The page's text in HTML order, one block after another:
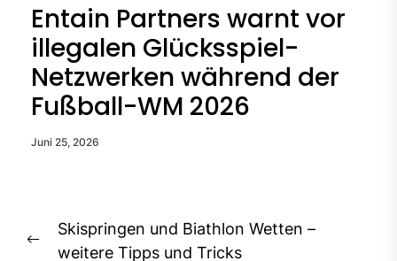
Entain Partners warnt vor
illegalen Glücksspiel-
Netzwerken während der
Fußball-WM 2026
Juni 25, 2026
Beitragsnavigation
Previous
Skispringen und Biathlon Wetten –
weitere Tipps und Tricks